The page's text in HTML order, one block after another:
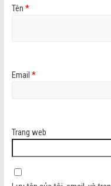
Tên *
Email *
Trang web